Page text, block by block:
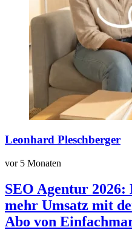
Leonhard Pleschberger
vor 5 Monaten
SEO Agentur 2026:
mehr Umsatz mit
Abo von